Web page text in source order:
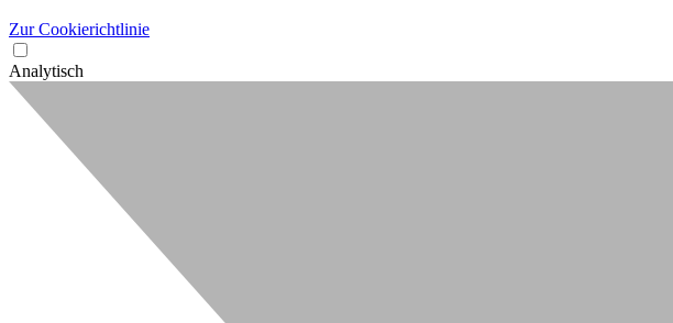
Zur Cookierichtlinie
Analytisch